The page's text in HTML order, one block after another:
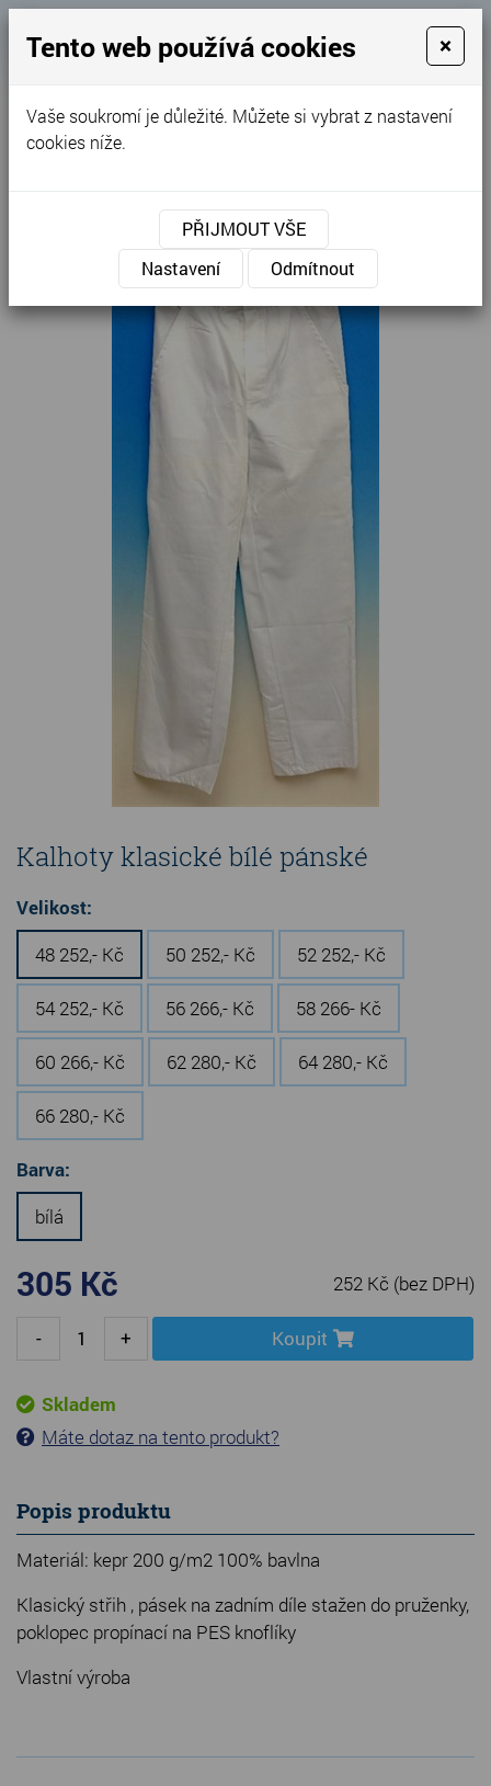
MENU
Kalhoty klasické bílé pánské
Kalhoty klasické bílé pánské
Velikost:
48 252,- Kč
50 252,- Kč 52 252,- Kč
54 252,- Kč 56 266,- Kč 58 266- Kč
60 266,- Kč 62 280,- Kč 64 280,- Kč
66 280,- Kč
Barva:
bílá
305 Kč 252 Kč (bez DPH)
- + Koupit
Skladem
Máte dotaz na tento produkt?
Popis produktu
Materiál: kepr 200 g/m2 100% bavlna
Klasický střih , pásek na zadním díle stažen do pruženky,
poklopec propínací na PES knoflíky
Vlastní výroba
Tento web používá cookies ×
Vaše soukromí je důležité. Můžete si vybrat z nastavení
cookies níže.
PŘIJMOUT VŠE
Nastavení
Odmítnout